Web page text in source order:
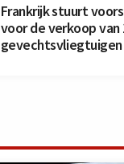
Frankrijk stuurt
voor de verkoop van
gevechtsvliegtuigen